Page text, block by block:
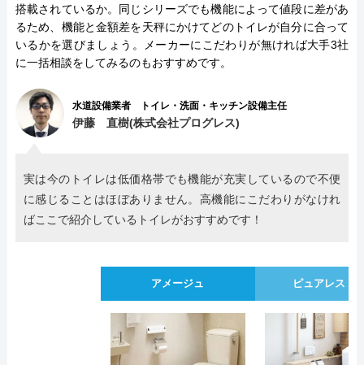
搭載されているか。同じシリーズでも機能によって値段に差があ
るため、機能と金額差を天秤にかけてどのトイレが自分に合って
いるかを選びましょう。メーカーにこだわりが無ければ大手3社
に一括相談をしてみるのもおすすめです。
水道設備業者 トイレ・洗面・キッチン設備主任
伊藤 直樹(株式会社プログレス)
実は今のトイレは低価格帯でも機能が充実しているので不便
に感じることはほぼありません。高機能にこだわりがなけれ
ばここで紹介しているトイレがおすすめです！
アメージュ ピュアレスト